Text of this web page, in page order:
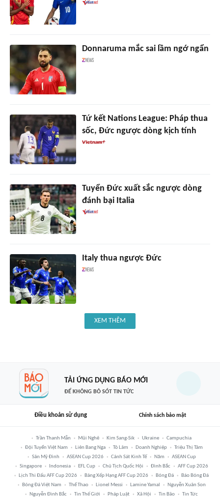
Donnaruma mắc sai lầm ngớ ngẩn
Tứ kết Nations League: Pháp thua
sốc, Đức ngược dòng kịch tính
Tuyển Đức xuất sắc ngược dòng
đánh bại Italia
Italy thua ngược Đức
XEM THÊM
TẢI ỨNG DỤNG BÁO MỚI
ĐỂ KHÔNG BỎ SÓT TIN TỨC
Điều khoản sử dụng Chính sách bảo mật
Trần Thanh Mẫn Mũi Nghê Kim Sang-Sik Ukraine
Campuchia
Đội Tuyển Việt Nam
Liên Bang Nga Tô Lâm Doanh Nghiệp
Triệu Thị Tâm
Sân Mỹ Đình
ASEAN Cup 2026 Cảnh Sát Kinh Tế Năm
ASEAN Cup
Singapore
Indonesia EFL Cup Chủ Tịch Quốc Hội Đình Bắc
AFF Cup 2026
Lịch Thi Đấu AFF Cup 2026
Bảng Xếp Hạng AFF Cup 2026 Bóng Đá
Báo Bóng Đá
Bóng Đá Việt Nam
Thể Thao Lionel Messi Lamine Yamal
Nguyễn Xuân Son
Nguyễn Đình Bắc
Tin Thế Giới Pháp Luật Xã Hội Tin Bão Tin Tức